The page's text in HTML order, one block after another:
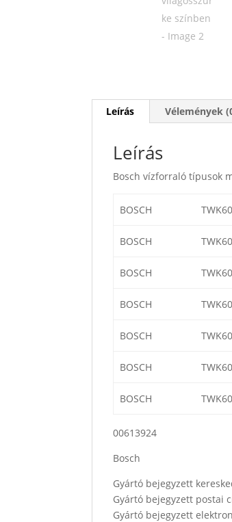
Leírás Vélemények
Leírás
Bosch vízforraló típusok
BOSCH
BOSCH
BOSCH
BOSCH
BOSCH
BOSCH
BOSCH
00613924
Bosch
Gyártó bejegyzett
Gyártó bejegyzett
Gyártó bejegyzett